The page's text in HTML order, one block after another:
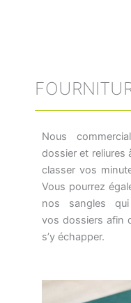
Nous
dossier et reliures
classer vos
Vous pourrez
nos sangles
vos dossiers afin
s’y échapper.